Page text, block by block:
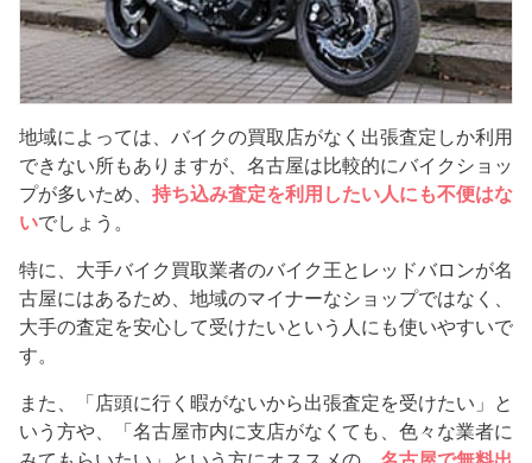
地域によっては、バイクの買取店がなく出張査定しか利用
できない所もありますが、名古屋は比較的にバイクショッ
プが多いため、 持ち込み査定を利用したい人にも不便はな
いでしょう。
特に、大手バイク買取業者のバイク王とレッドバロンが名
古屋にはあるため、地域のマイナーなショップではなく、
大手の査定を安心して受けたいという人にも使いやすいで
す。
また、「店頭に行く暇がないから出張査定を受けたい」と
いう方や、「名古屋市内に支店がなくても、色々な業者に